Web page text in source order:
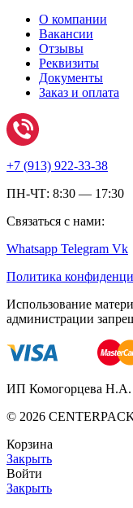
О компании
Вакансии
Отзывы
Реквизиты
Документы
Заказ и оплата
+7 (913) 922-33-38
ПН-ЧТ: 8:30 —
Связаться с нами:
Whatsapp Telegram Vk
Политика
Использование
администрации
ИП Комогорцева Н.А.
© 2026
Корзина
Закрыть
Войти
Закрыть